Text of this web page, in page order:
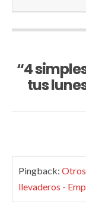
“4
tus
Pingback: Otros
llevaderos -